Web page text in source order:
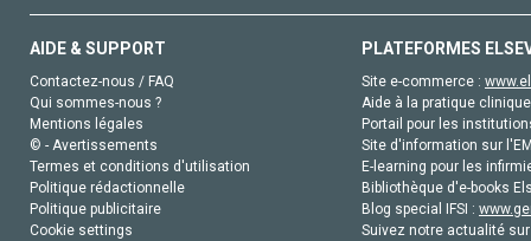
AIDE & SUPPORT
Contactez-nous / FAQ
Qui sommes-nous ?
Mentions légales
© - Avertissements
Termes et conditions d'utilisation
Politique rédactionnelle
Politique publicitaire
Cookie settings
PLATEFORMES
Site e-commerce :
Aide à la pratique
Portail pour les
Site d'information sur
E-learning pour les
Bibliothèque d'e-books
Blog special IFSI :
Suivez notre actualité